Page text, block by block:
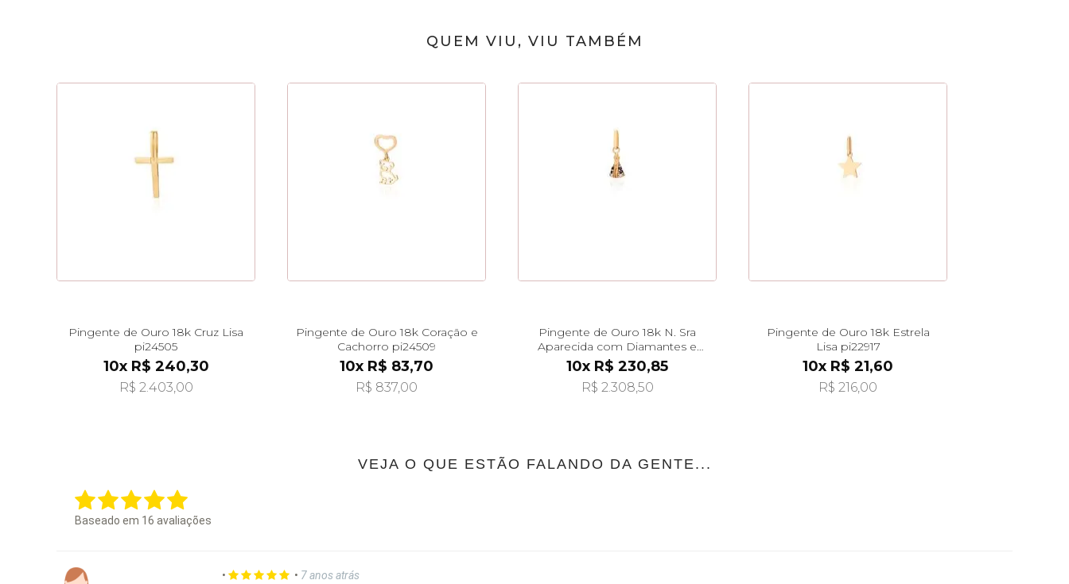
QUEM VIU, VIU TAMBÉM
Pingente de Ouro 18k Cruz Lisa
pi24505
10x R$ 240,30
R$ 2.403,00
Pingente de Ouro 18k Coração e
Cachorro pi24509
10x R$ 83,70
R$ 837,00
Pingente de Ouro 18k N. Sra
Aparecida com Diamantes e
Safiras pi23679
10x R$ 230,85
R$ 2.308,50
Pingente de Ouro 18k Estrela
Lisa pi22917
10x R$ 21,60
R$ 216,00
VEJA O QUE ESTÃO FALANDO DA GENTE...
Baseado em 16 avaliações
• • 7 anos atrás